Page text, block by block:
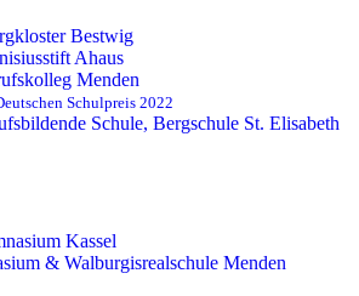
Bestwig
Ahaus
Menden
Schulpreis 2022
Schule, Bergschule St. Elisabeth
Kassel
& Walburgisrealschule Menden